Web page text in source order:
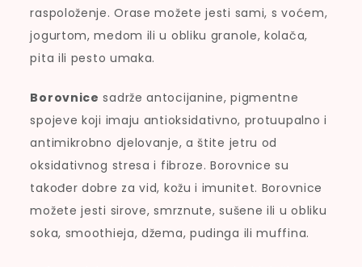
raspoloženje. Orase možete jesti sami, s voćem,
jogurtom, medom ili u obliku granole, kolača,
pita ili pesto umaka.
Borovnice sadrže antocijanine, pigmentne
spojeve koji imaju antioksidativno, protuupalno i
antimikrobno djelovanje, a štite jetru od
oksidativnog stresa i fibroze. Borovnice su
također dobre za vid, kožu i imunitet. Borovnice
možete jesti sirove, smrznute, sušene ili u obliku
soka, smoothieja, džema, pudinga ili muffina.